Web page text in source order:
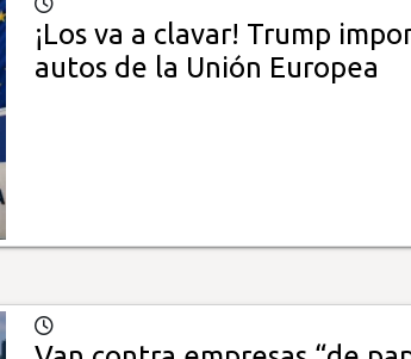
¡Los va a clavar! Trump
autos de la Unión Europea